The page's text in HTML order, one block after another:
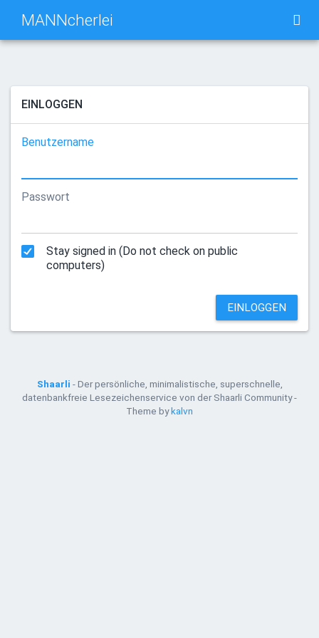
MANNcherlei
TÄGLICH
EINLOGGEN
Benutzername
Passwort
Stay signed in (Do not check on public
computers)
EINLOGGEN
Shaarli - Der persönliche, minimalistische, superschnelle,
datenbankfreie Lesezeichenservice von der Shaarli Community -
Theme bykalvn